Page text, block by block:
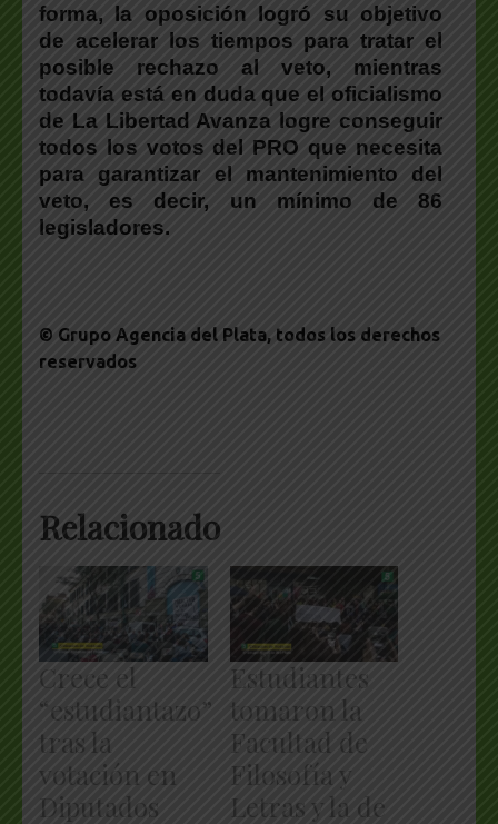
forma, la oposición logró su objetivo
de acelerar los tiempos para tratar el
posible rechazo al veto, mientras
todavía está en duda que el oficialismo
de La Libertad Avanza logre conseguir
todos los votos del PRO que necesita
para garantizar el mantenimiento del
veto, es decir, un mínimo de 86
legisladores.
© Grupo Agencia del Plata, todos los derechos
reservados
Relacionado
Crece el
“estudiantazo”
tras la
votación en
Diputados
Estudiantes
tomaron la
Facultad de
Filosofía y
Letras y la de